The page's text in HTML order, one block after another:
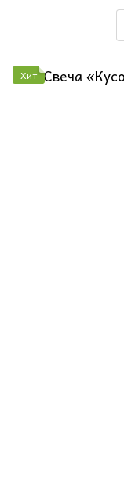
Хит